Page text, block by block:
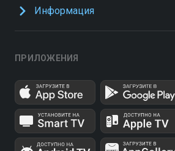
Информация
ПРИЛОЖЕНИЯ